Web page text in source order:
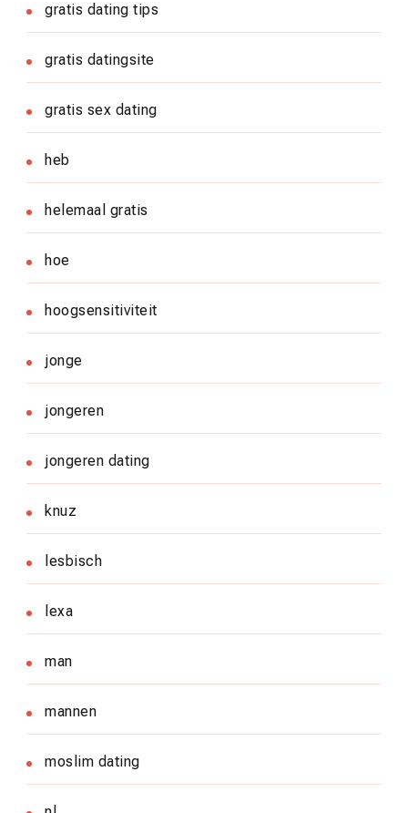
gratis dating tips
gratis datingsite
gratis sex dating
heb
helemaal gratis
hoe
hoogsensitiviteit
jonge
jongeren
jongeren dating
knuz
lesbisch
lexa
man
mannen
moslim dating